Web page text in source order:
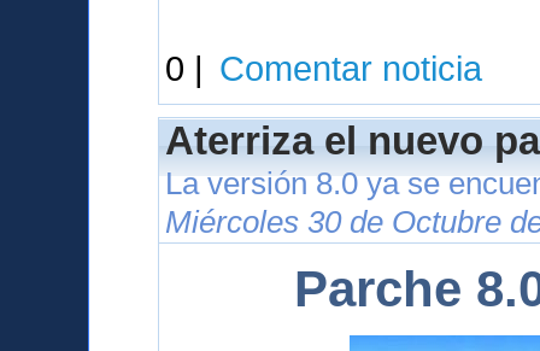
0 | Comentar noticia
Aterriza el nuevo
La versión 8.0 ya se
Miércoles 30 de Octubre
Parche